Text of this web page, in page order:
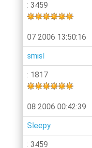
: 3459
07 2006 13:50:16
smisl
: 1817
08 2006 00:42:39
Sleepy
: 3459